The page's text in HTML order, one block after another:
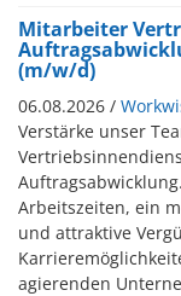
Mitarbeiter
(m/w/d)
06.08.2026 /
Verstärke unser
Arbeitszeiten, ein
und attraktive
agierenden